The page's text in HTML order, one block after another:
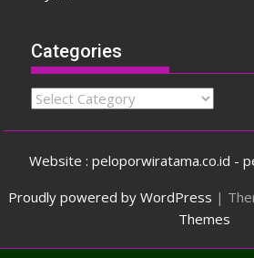
Categories
Categories
Website : peloporwiratama.co.id -
Proudly powered by WordPress |
Themes